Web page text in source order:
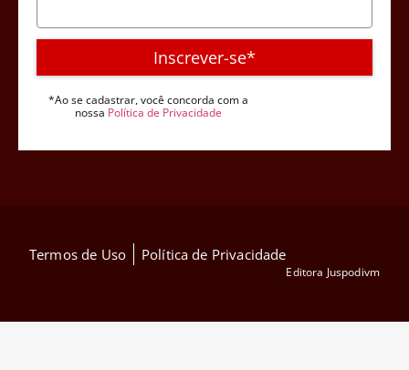
Inscrever-se*
*Ao se cadastrar, você concorda com a
nossa Política de Privacidade
Termos de Uso Política de Privacidade
Editora Juspodivm